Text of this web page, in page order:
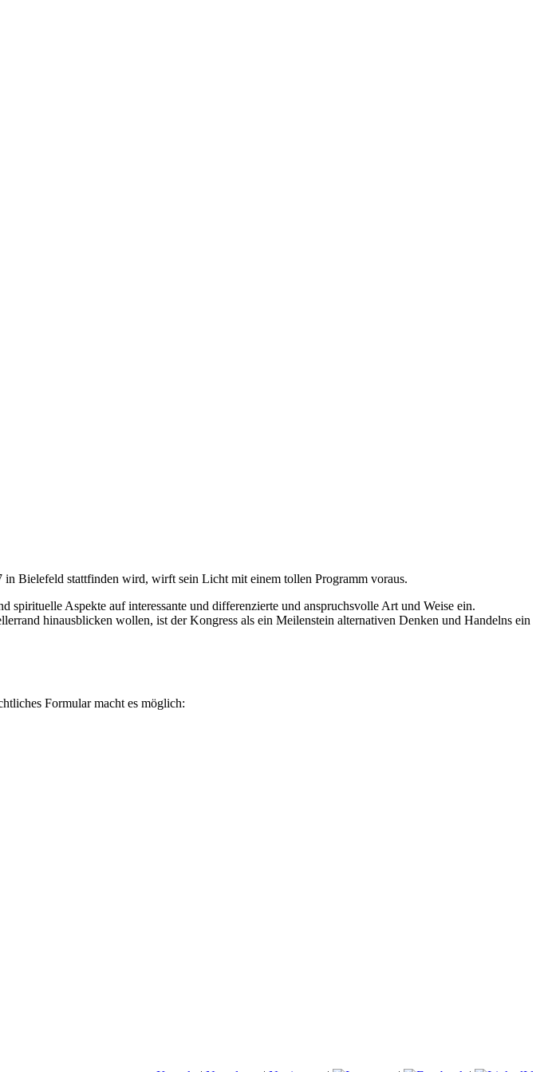
in Bielefeld stattfinden wird, wirft sein Licht mit einem tollen Programm voraus.
Aspekte auf interessante und differenzierte und anspruchsvolle Art und Weise ein.
hinausblicken wollen, ist der Kongress als ein Meilenstein alternativen Denken und Handelns ein
Formular macht es möglich: